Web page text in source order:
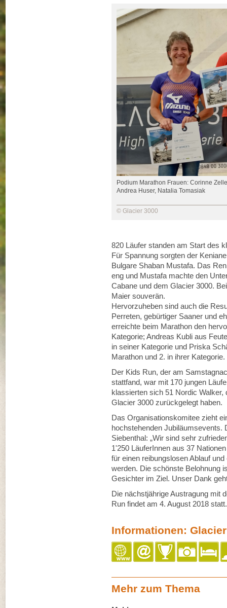
Podium Marathon Frauen: Corinne
Andrea Huser, Natalia Tomasiak
© Glacier 3000
820 Läufer standen am Start des
Für Spannung sorgten der
Bulgare Shaban Mustafa. Das
eng und Mustafa machte den
Cabane und dem Glacier 3000.
Maier souverän.
Hervorzuheben sind auch die
Perreten, gebürtiger Saaner und
erreichte beim Marathon den
Kategorie; Andreas Kubli aus
in seiner Kategorie und Priska
Marathon und 2. in ihrer Kategorie.
Der Kids Run, der am
stattfand, war mit 170 jungen
klassierten sich 51 Nordic
Glacier 3000 zurückgelegt haben.
Das Organisationskomitee zieht
hochstehenden Jubiläumsevents.
Siebenthal: „Wir sind sehr
1'250 LäuferInnen aus 37
für einen reibungslosen Ablauf
werden. Die schönste Belohnung
Gesichter im Ziel. Unser Dank
Die nächstjährige Austragung mit
Run findet am 4. August 2018 statt.
Informationen:
Mehr zum Thema